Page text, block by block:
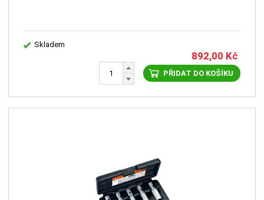
Skladem
892,00 Kč
PŘIDAT DO KOŠÍKU